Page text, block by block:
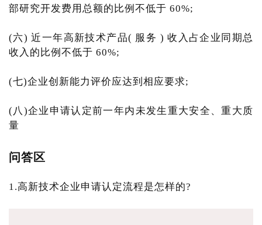
部研究开发费用总额的比例不低于 60%;
(六) 近一年高新技术产品( 服务 ) 收入占企业同期总
收入的比例不低于 60%;
(七)企业创新能力评价应达到相应要求;
(八)企业申请认定前一年内未发生重大安全、重大质
量
问答区
1.高新技术企业申请认定流程是怎样的?